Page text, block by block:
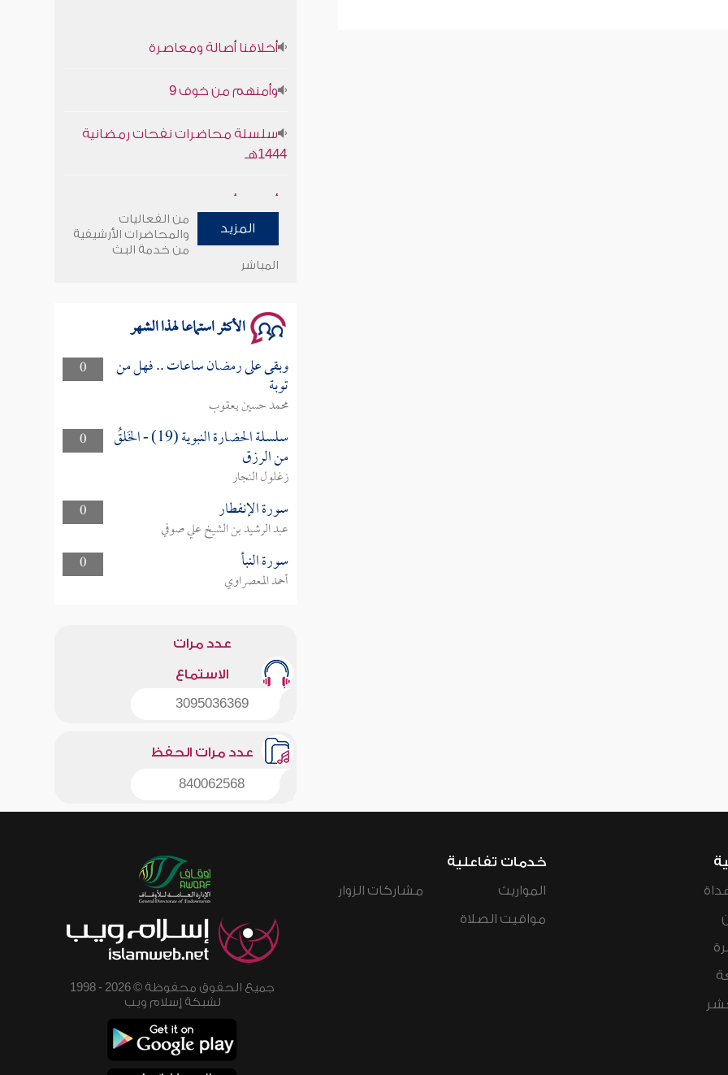
1444هـ
وأمنهم من خوف 9
سلسلة محاضرات نفحات رمضانية
المزيد
من الفعاليات
والمحاضرات الأرشيفية
من خدمة البث
المباشر
الأكثر استماعا لهذا الشهر
0 وبقى على رمضان ساعات .. فهل من
توبة
محمد حسين يعقوب
0
سلسلة الحضارة النبوية (19) - الخَلقُ
من الرزق
زغلول النجار
0
سورة الإنفطار
عبد الرشيد بن الشيخ علي صوفي
0
سورة النبأ
أحمد المعصراوي
عدد مرات
الاستماع
3095036369
عدد مرات الحفظ
840062568
خدمات تفاعلية
المواريث
مواقيت الصلاة
مشاركات الزوار
جميع الحقوق محفوظة © 2026 - 1998
لشبكة إسلام ويب